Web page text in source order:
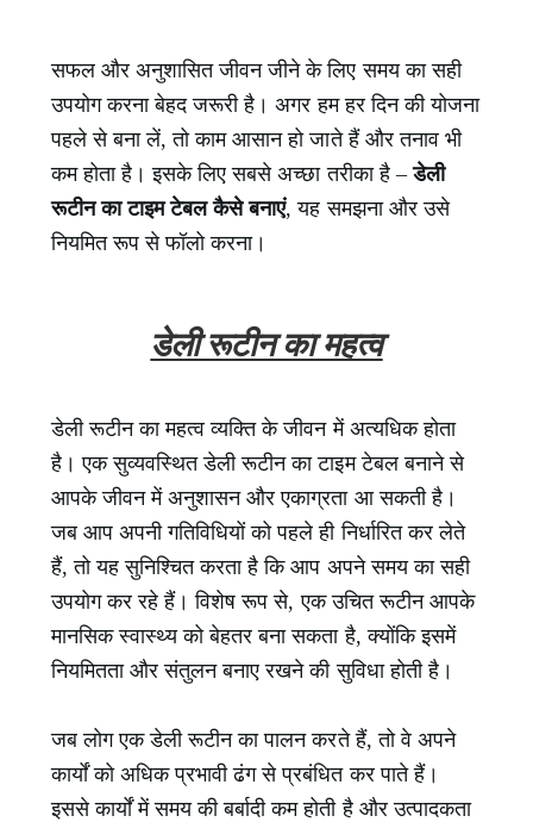
सफल और अनुशासित जीवन जीने के लिए समय का सही
उपयोग करना बेहद जरूरी है। अगर हम हर दिन की योजना
पहले से बना लें, तो काम आसान हो जाते हैं और तनाव भी
कम होता है। इसके लिए सबसे अच्छा तरीका है –डेली
रूटीन का टाइम टेबल कैसे बनाएं, यह समझना और उसे
नियमित रूप से फॉलो करना।
डेली रूटीन का महत्व
डेली रूटीन का महत्व व्यक्ति के जीवन में अत्यधिक होता
है। एक सुव्यवस्थित डेली रूटीन का टाइम टेबल बनाने से
आपके जीवन में अनुशासन और एकाग्रता आ सकती है।
जब आप अपनी गतिविधियों को पहले ही निर्धारित कर लेते
हैं, तो यह सुनिश्चित करता है कि आप अपने समय का सही
उपयोग कर रहे हैं। विशेष रूप से, एक उचित रूटीन आपके
मानसिक स्वास्थ्य को बेहतर बना सकता है, क्योंकि इसमें
नियमितता और संतुलन बनाए रखने की सुविधा होती है।
जब लोग एक डेली रूटीन का पालन करते हैं, तो वे अपने
कार्यों को अधिक प्रभावी ढंग से प्रबंधित कर पाते हैं।
इससे कार्यों में समय की बर्बादी कम होती है और उत्पादकता